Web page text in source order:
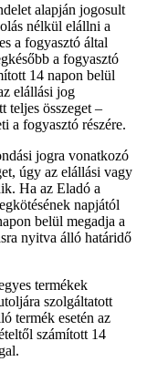
alapján jogosult
nélkül elállni a
a fogyasztó által
a fogyasztó
14 napon belül
elállási jog
teljes összeget –
a fogyasztó részére.
jogra vonatkozó
úgy az elállási vagy
Ha az Eladó a
napjától
belül megadja a
nyitva álló határidő
termékek
szolgáltatott
termék esetén az
számított 14